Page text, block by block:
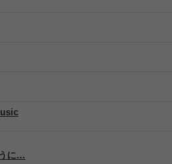
に…